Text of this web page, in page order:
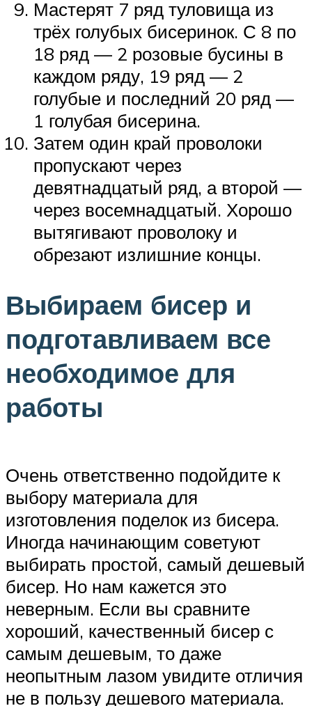
Мастерят 7 ряд туловища из
трёх голубых бисеринок. С 8 по
18 ряд — 2 розовые бусины в
каждом ряду, 19 ряд — 2
голубые и последний 20 ряд —
1 голубая бисерина.
Затем один край проволоки
пропускают через
девятнадцатый ряд, а второй —
через восемнадцатый. Хорошо
вытягивают проволоку и
обрезают излишние концы.
Выбираем бисер и
подготавливаем все
необходимое для
работы
Очень ответственно подойдите к
выбору материала для
изготовления поделок из бисера.
Иногда начинающим советуют
выбирать простой, самый дешевый
бисер. Но нам кажется это
неверным. Если вы сравните
хороший, качественный бисер с
самым дешевым, то даже
неопытным лазом увидите отличия
не в пользу дешевого материала.